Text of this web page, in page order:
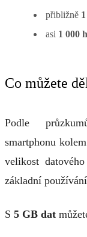
přibližně
asi 1 000
Co můžete
Podle
smartphonu
velikost
základní
S 5 GB dat